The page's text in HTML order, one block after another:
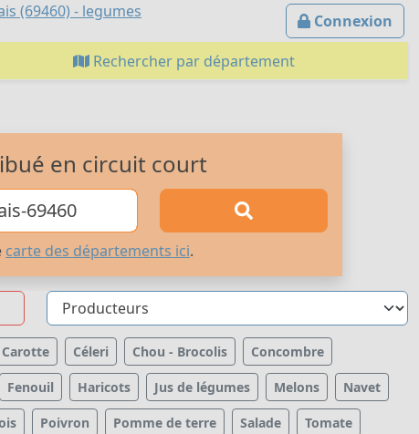
Connexion
(69460) - legumes
Rechercher par département
en circuit court
carte des départements ici.
Carotte Céleri Chou - Brocolis Concombre
Fenouil Haricots Jus de légumes Melons Navet
Poivron Pomme de terre Salade Tomate